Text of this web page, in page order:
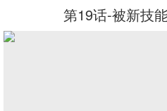
第19话-被新技